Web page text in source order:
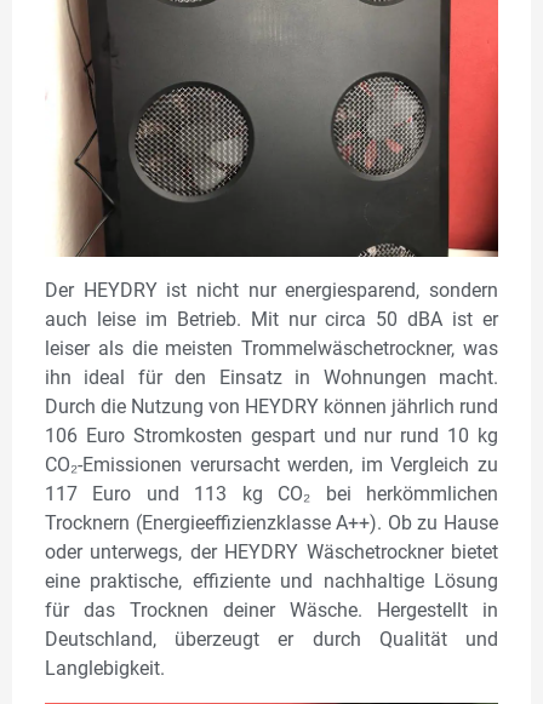
Der HEYDRY ist nicht nur energiesparend, sondern
auch leise im Betrieb. Mit nur circa 50 dBA ist er
leiser als die meisten Trommelwäschetrockner, was
ihn ideal für den Einsatz in Wohnungen macht.
Durch die Nutzung von HEYDRY können jährlich rund
106 Euro Stromkosten gespart und nur rund 10 kg
CO₂-Emissionen verursacht werden, im Vergleich zu
117 Euro und 113 kg CO₂ bei herkömmlichen
Trocknern (Energieeffizienzklasse A++). Ob zu Hause
oder unterwegs, der HEYDRY Wäschetrockner bietet
eine praktische, effiziente und nachhaltige Lösung
für das Trocknen deiner Wäsche. Hergestellt in
Deutschland, überzeugt er durch Qualität und
Langlebigkeit.